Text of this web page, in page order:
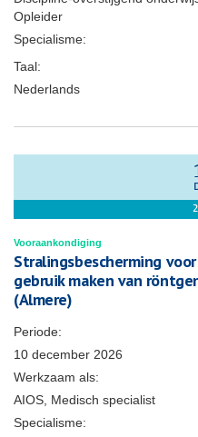
Opleider
Specialisme:
Taal:
Nederlands
Vooraankondiging
Stralingsbescherming
gebruik maken van
(Almere)
Periode:
10 december 2026
Werkzaam als:
AIOS, Medisch specialist
Specialisme: